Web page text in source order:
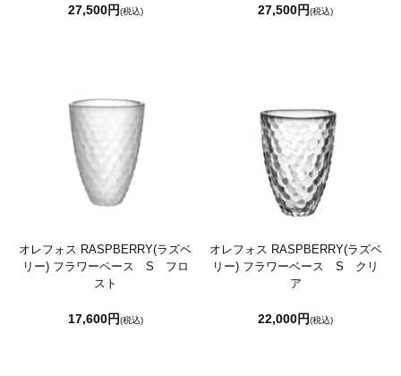
27,500円(税込) 27,500円(税込)
オレフォス RASPBERRY(ラズベ
リー) フラワーベース S フロ
スト
17,600円(税込)
オレフォス RASPBERRY(ラズベ
リー) フラワーベース S クリ
ア
22,000円(税込)